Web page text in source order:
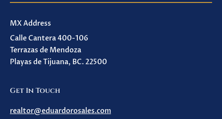
MX Address
Calle Cantera 400-106
Terrazas de Mendoza
Playas de Tijuana, BC. 22500
Get In Touch
realtor@eduardorosales.com